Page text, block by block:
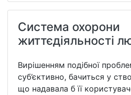
Система охорони
життєдіяльності
Вирішенням подібної
суб’єктивно, бачиться у
що надавала б її